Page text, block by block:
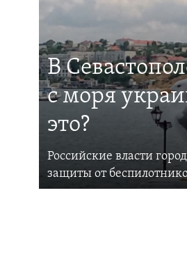
В
с моря
это?
Российские власти
защиты от